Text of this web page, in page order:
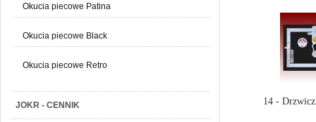
Okucia piecowe Patina
Okucia piecowe Black
Okucia piecowe Retro
JOKR - CENNIK 14 -